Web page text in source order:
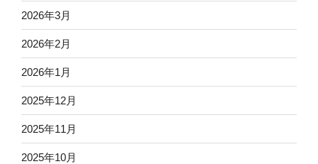
2026年3月
2026年2月
2026年1月
2025年12月
2025年11月
2025年10月